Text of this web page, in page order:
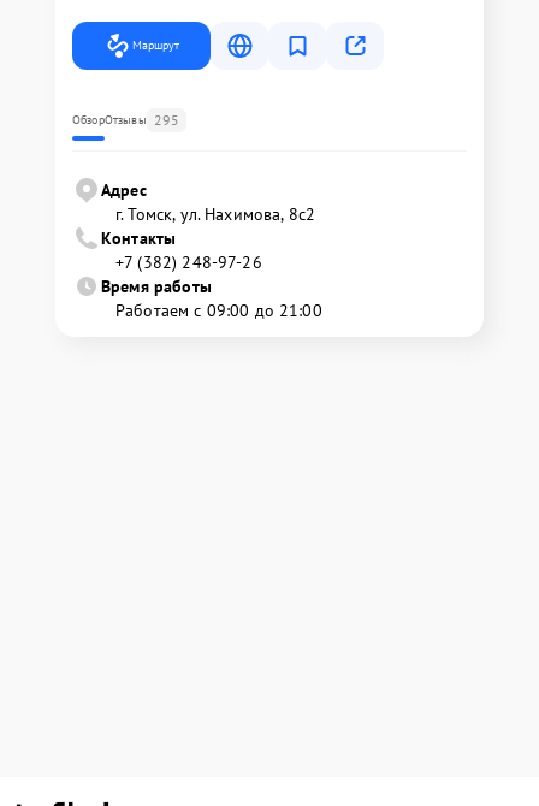
Маршрут
ОбзорОтзывы 295
Адрес
г. Томск, ул. Нахимова, 8с2
Контакты
+7 (382) 248-97-26
Время работы
Работаем с 09:00 до 21:00